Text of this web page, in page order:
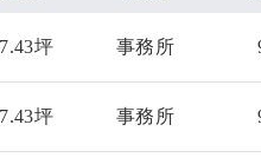
坪 事務所
坪 事務所